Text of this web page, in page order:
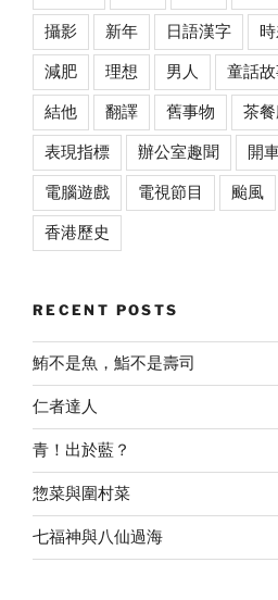
攝影 新年 日語漢字
減肥 理想 男人 童話
結他 翻譯 舊事物 茶
表現指標 辦公室趣聞 開
電腦遊戲 電視節目 颱風
香港歷史
RECENT POSTS
鮪不是魚，鮨不是壽司
仁者達人
青！出於藍？
惣菜與圍村菜
七福神與八仙過海